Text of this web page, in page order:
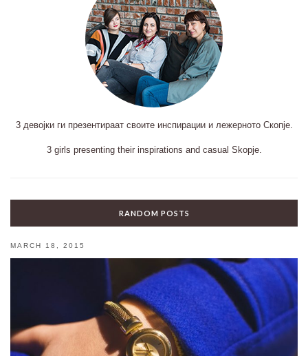
3 девојки ги презентираат своите инспирации и лежерното Скопје.
3 girls presenting their inspirations and casual Skopje.
RANDOM POSTS
MARCH 18, 2015